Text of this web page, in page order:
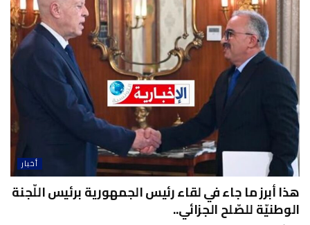
أخبار
هذا أبرز ما جاء في لقاء رئيس الجمهورية برئيس اللّجنة
الوطنيّة للصّلح الجزائي..